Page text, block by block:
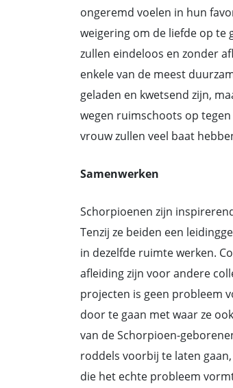
ongeremd voelen in hun
weigering om de liefde op te
zullen eindeloos en zonder
enkele van de meest
geladen en kwetsend zijn,
wegen ruimschoots op
vrouw zullen veel baat
Samenwerken
Schorpioenen zijn
Tenzij ze beiden een
in dezelfde ruimte werken.
afleiding zijn voor andere
projecten is geen probleem
door te gaan met waar ze
van de Schorpioen-
roddels voorbij te laten
die het echte probleem